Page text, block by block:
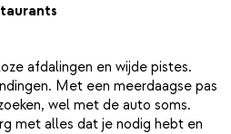
afdalingen en wijde pistes.
Met een meerdaagse pas
wel met de auto soms.
met alles dat je nodig hebt en